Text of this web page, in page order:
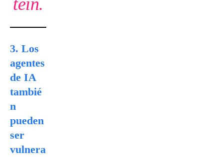
tein.
3. Los
agentes
de IA
tambié
n
pueden
ser
vulnera